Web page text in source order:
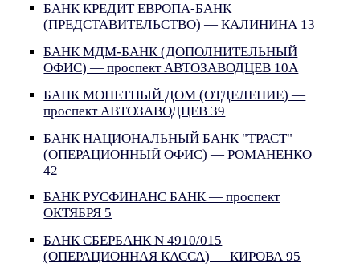
БАНК КРЕДИТ ЕВРОПА-БАНК
(ПРЕДСТАВИТЕЛЬСТВО) — КАЛИНИНА 13
БАНК МДМ-БАНК (ДОПОЛНИТЕЛЬНЫЙ
ОФИС) — проспект АВТОЗАВОДЦЕВ 10А
БАНК МОНЕТНЫЙ ДОМ (ОТДЕЛЕНИЕ) —
проспект АВТОЗАВОДЦЕВ 39
БАНК НАЦИОНАЛЬНЫЙ БАНК "ТРАСТ"
(ОПЕРАЦИОННЫЙ ОФИС) — РОМАНЕНКО
42
БАНК РУСФИНАНС БАНК — проспект
ОКТЯБРЯ 5
БАНК СБЕРБАНК N 4910/015
(ОПЕРАЦИОННАЯ КАССА) — КИРОВА 95